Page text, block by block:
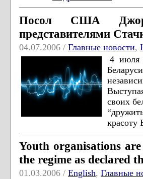
Посол США
представителями
04.07.2006 / Главные новости,
4 июля
своих
красоту
Youth organisations
the regime as declared
01.03.2006 / English, Главные